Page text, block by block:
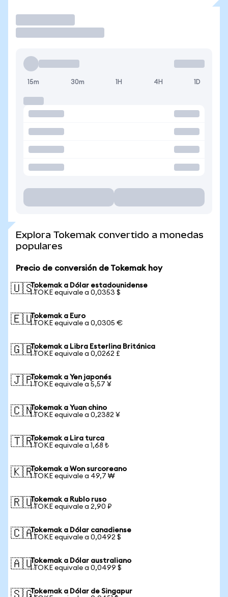
15m 30m 1H 4H 1D
Explora Tokemak convertido a monedas
populares
Precio de conversión de Tokemak hoy
🇺🇸Tokemak a Dólar estadounidense
1 TOKE equivale a 0,0353 $
🇪🇺Tokemak a Euro
1 TOKE equivale a 0,0305 €
🇬🇧Tokemak a Libra Esterlina Británica
1 TOKE equivale a 0,0262 £
🇯🇵Tokemak a Yen japonés
1 TOKE equivale a 5,57 ¥
🇨🇳Tokemak a Yuan chino
1 TOKE equivale a 0,2382 ¥
🇹🇷Tokemak a Lira turca
1 TOKE equivale a 1,68 ₺
🇰🇷Tokemak a Won surcoreano
1 TOKE equivale a 49,7 ₩
🇷🇺Tokemak a Rublo ruso
1 TOKE equivale a 2,90 ₽
🇨🇦Tokemak a Dólar canadiense
1 TOKE equivale a 0,0492 $
🇦🇺Tokemak a Dólar australiano
1 TOKE equivale a 0,0499 $
Tokemak a Dólar de Singapur